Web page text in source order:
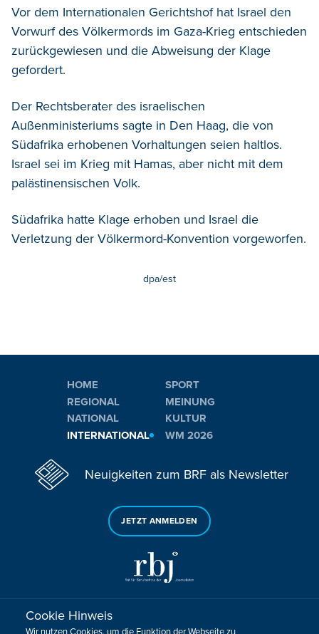
Vor dem Internationalen Gerichtshof hat Israel den
Vorwurf des Völkermords im Gaza-Krieg entschieden
zurückgewiesen und die Abweisung der Klage
gefordert.
Der Rechtsberater des israelischen
Außenministeriums sagte in Den Haag, die von
Südafrika erhobenen Vorhaltungen seien haltlos.
Israel sei im Krieg mit Hamas, aber nicht mit dem
palästinensischen Volk.
Südafrika hatte Klage erhoben und Israel die
Verletzung der Völkermord-Konvention vorgeworfen.
dpa/est
HOME
REGIONAL
NATIONAL
INTERNATIONAL
SPORT
MEINUNG
KULTUR
WM 2026
Neuigkeiten zum BRF als Newsletter
JETZT ANMELDEN
Sie haben noch Fragen oder Anmerkungen?
Cookie Hinweis